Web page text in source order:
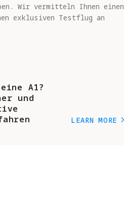
Wir vermitteln Ihnen einen
exklusiven Testflug an
A1?
und
LEARN MORE